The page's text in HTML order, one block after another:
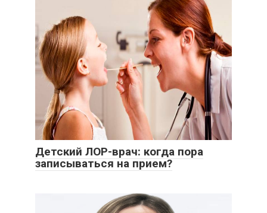
Детский ЛОР-врач: когда пора
записываться на прием?